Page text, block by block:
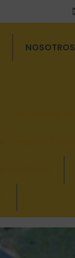
NOSOTROS